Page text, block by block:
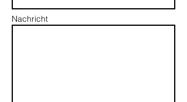
Nachricht